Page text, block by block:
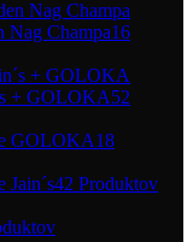
Champa16
+ GOLOKA52
GOLOKA18
Jain´s42 Produktov